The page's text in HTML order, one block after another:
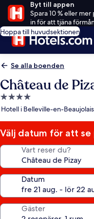
Byt till appen
Spara 10 % eller
in för att tjäna
Hoppa till huvudsektionen
Se alla boenden
Château de
4.0-
stjärnigt
Hotell i Belleville-en-
Välj datum för att se
Vart reser du?
Datum
Gäster